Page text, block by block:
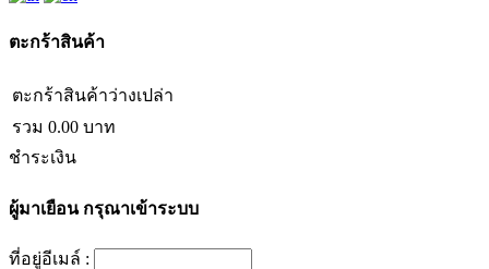
ตะกร้าสินค้า
ตะกร้าสินค้าว่างเปล่า
รวม 0.00 บาท
ชำระเงิน
ผู้มาเยือนกรุณาเข้าระบบ
ที่อยู่อีเมล์ :